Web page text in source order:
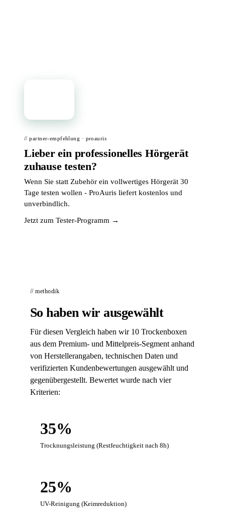
// partner-empfehlung · proauris
Lieber ein professionelles Hörgerät
zuhause testen?
Wenn Sie statt Zubehör ein vollwertiges Hörgerät 30
Tage testen wollen - ProAuris liefert kostenlos und
unverbindlich.
Jetzt zum Tester-Programm →
// methodik
So haben wir ausgewählt
Für diesen Vergleich haben wir 10 Trockenboxen
aus dem Premium- und Mittelpreis-Segment anhand
von Herstellerangaben, technischen Daten und
verifizierten Kundenbewertungen ausgewählt und
gegenübergestellt. Bewertet wurde nach vier
Kriterien:
35%
Trocknungsleistung (Restfeuchtigkeit nach 8h)
25%
UV-Reinigung (Keimreduktion)